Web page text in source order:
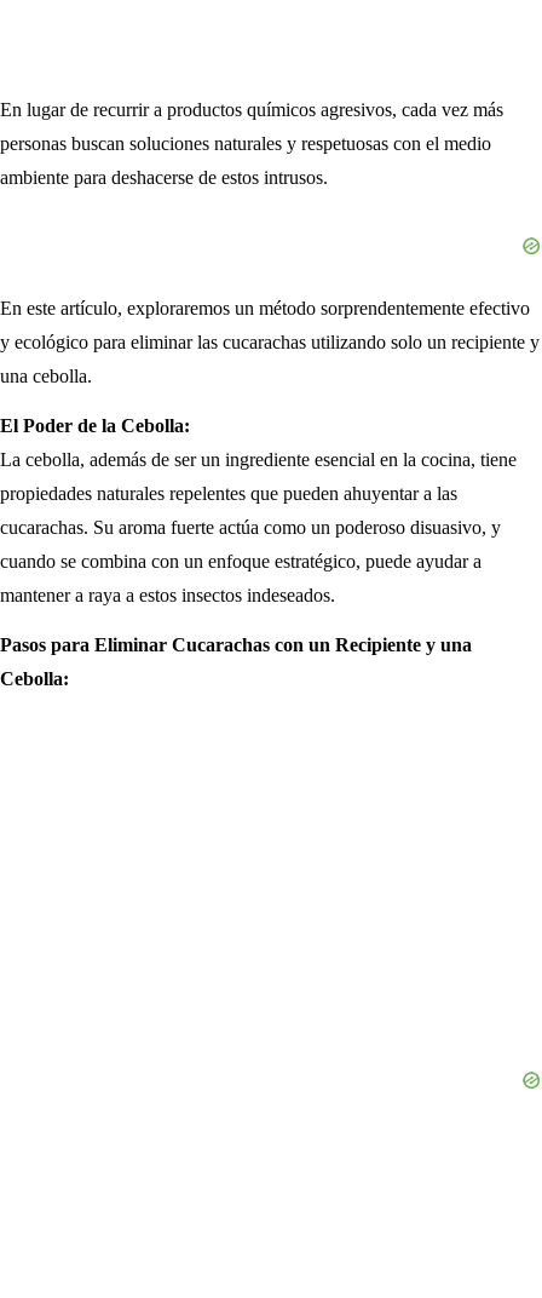
En lugar de recurrir a productos químicos agresivos, cada vez más
personas buscan soluciones naturales y respetuosas con el medio
ambiente para deshacerse de estos intrusos.
En este artículo, exploraremos un método sorprendentemente efectivo
y ecológico para eliminar las cucarachas utilizando solo un recipiente y
una cebolla.
El Poder de la Cebolla:
La cebolla, además de ser un ingrediente esencial en la cocina, tiene
propiedades naturales repelentes que pueden ahuyentar a las
cucarachas. Su aroma fuerte actúa como un poderoso disuasivo, y
cuando se combina con un enfoque estratégico, puede ayudar a
mantener a raya a estos insectos indeseados.
Pasos para Eliminar Cucarachas con un Recipiente y una
Cebolla: